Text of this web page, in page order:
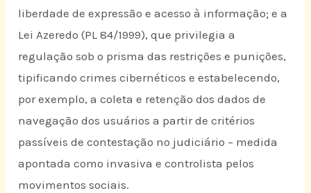
liberdade de expressão e acesso à informação; e a
Lei Azeredo (PL 84/1999), que privilegia a
regulação sob o prisma das restrições e punições,
tipificando crimes cibernéticos e estabelecendo,
por exemplo, a coleta e retenção dos dados de
navegação dos usuários a partir de critérios
passíveis de contestação no judiciário – medida
apontada como invasiva e controlista pelos
movimentos sociais.